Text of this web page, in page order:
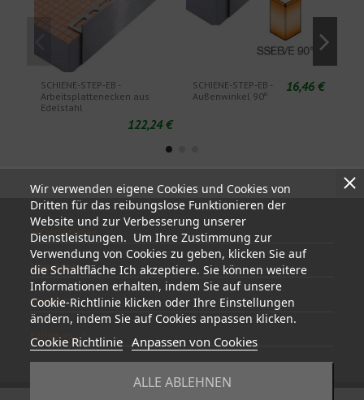
SCHIENE-STEP-EB -
Arbeitsplattenecken aus
Edelstahl
122,24 €
SCHIENE-STEP-EB -
Außenwinkel 90º
16,46 €
Wir verwenden eigene Cookies und Cookies von
Dritten für das reibungslose Funktionieren der
Website und zur Verbesserung unserer
Dienstleistungen. Um Ihre Zustimmung zur
Verwendung von Cookies zu geben, klicken Sie auf
die Schaltfläche Ich akzeptiere. Sie können weitere
Informationen erhalten, indem Sie auf unsere
Cookie-Richtlinie klicken oder Ihre Einstellungen
ändern, indem Sie auf Cookies anpassen klicken.
Cookie Richtlinie Anpassen von Cookies
ALLE ABLEHNEN
Informationen
Mein Konto
Kontakt
Follow us